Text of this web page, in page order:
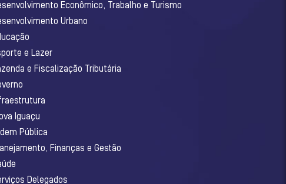
Econômico, Trabalho e Turismo
Urbano
e Lazer
e Fiscalização Tributária
Iguaçu
Pública
Finanças e Gestão
Delegados